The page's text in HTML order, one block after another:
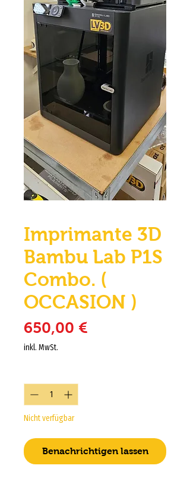
Imprimante 3D
Bambu Lab P1S
Combo. (
OCCASION )
650,00 €
inkl. MwSt.
Nicht verfügbar
Benachrichtigen lassen